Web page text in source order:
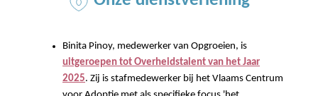
Binita Pinoy, medewerker van Opgroeien, is
uitgeroepen tot Overheidstalent van het Jaar
2025. Zij is stafmedewerker bij het Vlaams Centrum